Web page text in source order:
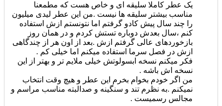
یک عطر کاملا سلیقه ای و خاص هست که مطمعنا
مناسب بیشتر سلیقه ها نیست .من این عطر لیدی میلیون
را چند سال پیش کادو گرفتم اما نتونستم ازش استفاده
کنم ،سال بعدش دوباره تستش کردم و در همان روز
بازخوردهای عالی گرفتم ازش .بعد از اون هر از چندگاهی
ازش در فصل سرما استفاده میکنم اما خیلی کم .
فکر میکنم نسخه ابسولوتش خیلی ملایم تر و بهتر از این
نسخه اش باشه .
من اگر خودم بخوام بخرم این عطر و هیچ وقت انتخاب
نمیکنم .به نظرم تند و سنگینه و صدالبته مناسب مراسم و
مجالس رسمیست .